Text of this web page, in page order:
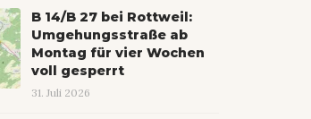
B 14/B 27 bei Rottweil:
Umgehungsstraße ab
Montag für vier Wochen
voll gesperrt
31. Juli 2026